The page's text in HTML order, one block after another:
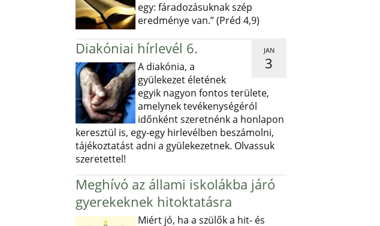
egy: fáradozásuknak szép
eredménye van.” (Préd 4,9)
JAN
3
Diakóniai hírlevél 6.
A diakónia, a
gyülekezet életének
egyik nagyon fontos területe,
amelynek tevékenységéról
időnként szeretnénk a honlapon
keresztül is, egy-egy hirlevélben beszámolni,
tájékoztatást adni a gyülekezetnek. Olvassuk
szeretettel!
Meghívó az állami iskolákba járó
gyerekeknek hitoktatásra
Miért jó, ha a szülők a hit- és